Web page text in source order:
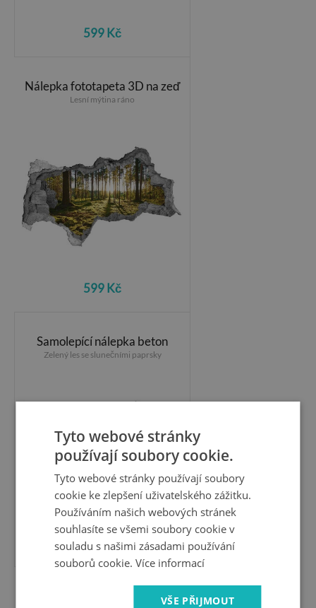
599 Kč
Nálepka fototapeta 3D na zeď
Lesní mýtina ráno
599 Kč
Samolepící nálepka beton
Zelený les se slunečními paprsky
599 Kč
Tyto webové stránky
používají soubory cookie.
Tyto webové stránky používají soubory
cookie ke zlepšení uživatelského zážitku.
Používáním našich webových stránek
souhlasíte se všemi soubory cookie v
souladu s našimi zásadami používání
souborů cookie.Více informací
VŠE PŘIJMOUT